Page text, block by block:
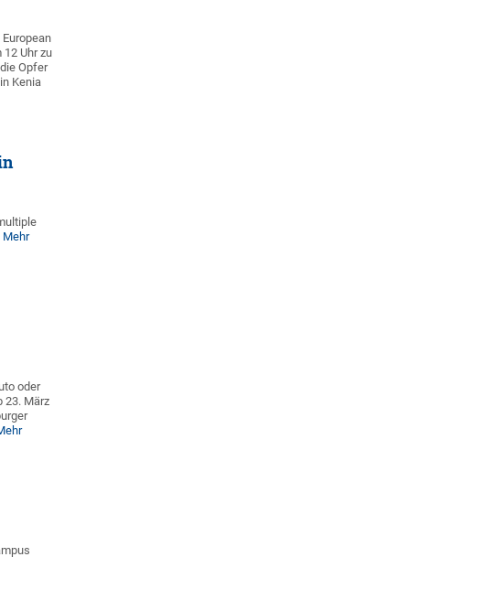
Uhr zu
Opfer
Kenia
Mehr
oder
23. März